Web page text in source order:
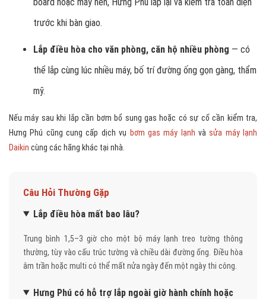
trước khi bàn giao.
Lắp điều hòa cho văn phòng, căn hộ nhiều phòng — có
thể lắp cùng lúc nhiều máy, bố trí đường ống gọn gàng, thẩm
mỹ.
Nếu máy sau khi lắp cần bơm bổ sung gas hoặc có sự cố cần kiểm tra,
Hưng Phú cũng cung cấp dịch vụ bơm gas máy lạnh vàsửa máy lạnh
Daikin cùng các hãng khác tại nhà.
Câu Hỏi Thường Gặp
Lắp điều hòa mất bao lâu?
Trung bình 1,5–3 giờ cho một bộ máy lạnh treo tường thông
thường, tùy vào cấu trúc tường và chiều dài đường ống. Điều hòa
âm trần hoặc multi có thể mất nửa ngày đến một ngày thi công.
Hưng Phú có hỗ trợ lắp ngoài giờ hành chính hoặc